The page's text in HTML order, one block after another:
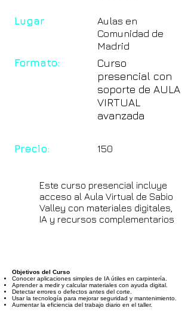
Lugar
Aulas en
Comunidad de
Madrid
Formato:
Curso
presencial con
soporte de AULA
VIRTUAL
avanzada
Precio: 150
Este curso presencial incluye
acceso al Aula Virtual de Sabio
Valley con materiales digitales,
IA y recursos complementarios
Objetivos del Curso
Conocer aplicaciones simples de IA útiles en carpintería.
Aprender a medir y calcular materiales con ayuda digital.
Detectar errores o defectos antes del corte.
Usar la tecnología para mejorar seguridad y mantenimiento.
Aumentar la eficiencia del trabajo diario en el taller.